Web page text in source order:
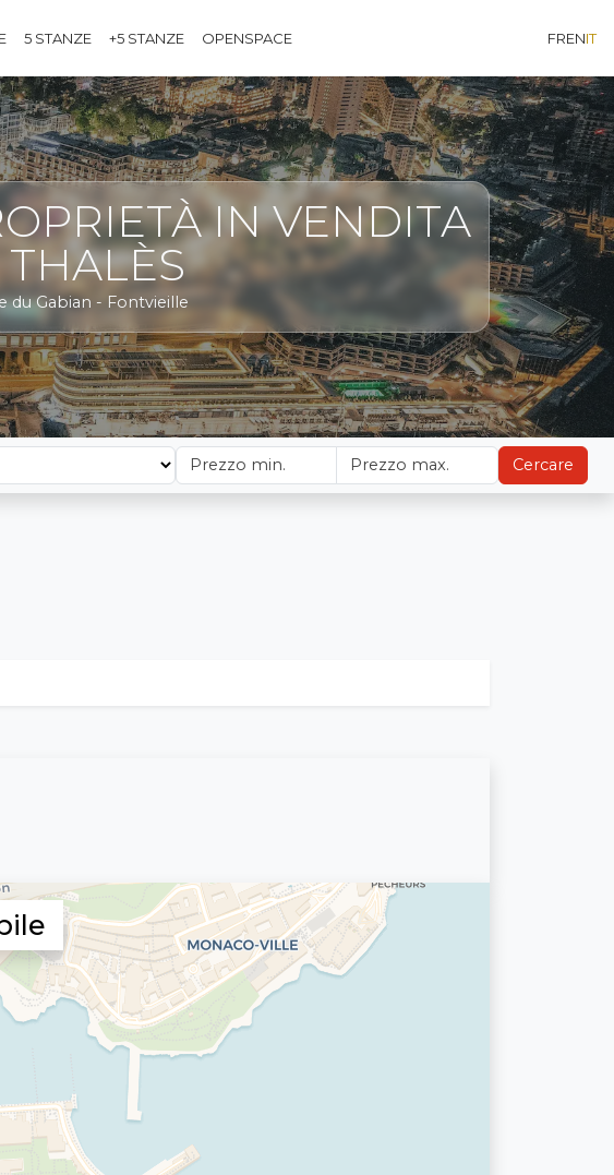
5 STANZE +5 STANZE OPENSPACE FRENIT
IN VENDITA
du Gabian - Fontvieille